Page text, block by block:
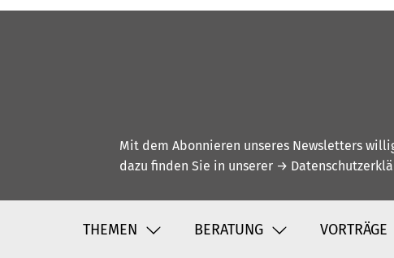
Mit dem Abonnieren unseres Newsletters
dazu finden Sie in unserer →
THEMEN BERATUNG VORTRÄGE